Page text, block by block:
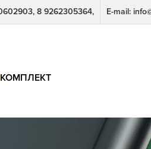
8 9262305364, E-mail:
КОМПЛЕКТ